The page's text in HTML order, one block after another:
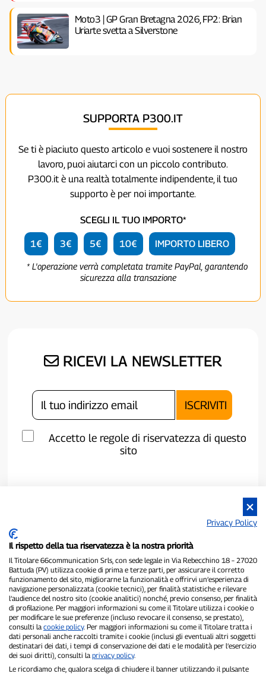
Moto3 | GP Gran Bretagna 2026, FP2: Brian
Uriarte svetta a Silverstone
SUPPORTA P300.IT
Se ti è piaciuto questo articolo e vuoi sostenere il nostro
lavoro, puoi aiutarci con un piccolo contributo.
P300.it è una realtà totalmente indipendente, il tuo
supporto è per noi importante.
SCEGLI IL TUO IMPORTO*
1€ 3€ 5€ 10€ IMPORTO LIBERO
* L'operazione verrà completata tramite PayPal, garantendo
sicurezza alla transazione
RICEVI LA NEWSLETTER
Accetto le regole di riservatezza di questo
sito
P300.it è una Testata Giornalistica indipendente
Registrazione numero 1/2021 del 1/2/2021 - Tribunale di Pavia
Proprietario ed editore:66communication Srls- P.IVA
02798890188
Direttore Responsabile:Alessandro Secchi- Vicedirettore:Federico
Benedusi
Privacy Policy-Cookie Policy
Privacy Policy
Il rispetto della tua riservatezza è la nostra priorità
Il Titolare 66communication Srls, con sede legale in Via Rebecchino 18 – 27020
Battuda (PV) utilizza cookie di prima e terze parti, per assicurare il corretto
funzionamento del sito, migliorarne la funzionalità e offrirvi un’esperienza di
navigazione personalizzata (cookie tecnici), per finalità statistiche e rilevare
l’audience del nostro sito (cookie analitici) nonché, previo consenso, per finalità
di profilazione. Per maggiori informazioni su come il Titolare utilizza i cookie o
per modificare le sue preferenze (incluso revocare il consenso, se prestato),
consulti la cookie policy. Per maggiori informazioni su come il Titolare tratta i
dati personali anche raccolti tramite i cookie (inclusi gli eventuali altri soggetti
destinatari dei dati, i tempi di conservazione dei dati e le modalità per l’esercizio
dei suoi diritti), consulti la privacy policy.
Le ricordiamo che, qualora scelga di chiudere il banner utilizzando il pulsante